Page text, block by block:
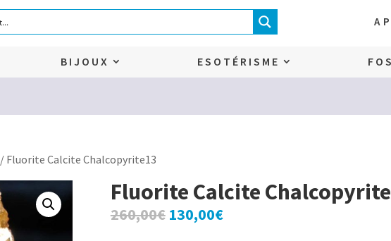
A
BIJOUX ESOTÉRISME
/ Fluorite Calcite Chalcopyrite13
Fluorite Calcite
260,00€ Le
130,00€Le